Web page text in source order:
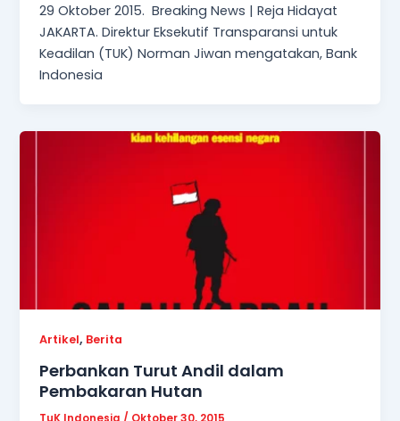
29 Oktober 2015. Breaking News | Reja Hidayat
JAKARTA. Direktur Eksekutif Transparansi untuk
Keadilan (TUK) Norman Jiwan mengatakan, Bank
Indonesia
Artikel, Berita
Perbankan Turut Andil dalam
Pembakaran Hutan